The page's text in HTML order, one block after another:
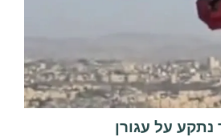
נתקע על עגורן